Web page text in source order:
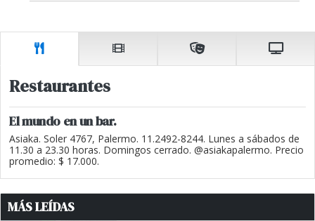
Restaurantes
El mundo en un bar.
Asiaka. Soler 4767, Palermo. 11.2492-8244. Lunes a sábados de
11.30 a 23.30 horas. Domingos cerrado. @asiakapalermo. Precio
promedio: $ 17.000.
MÁS LEÍDAS